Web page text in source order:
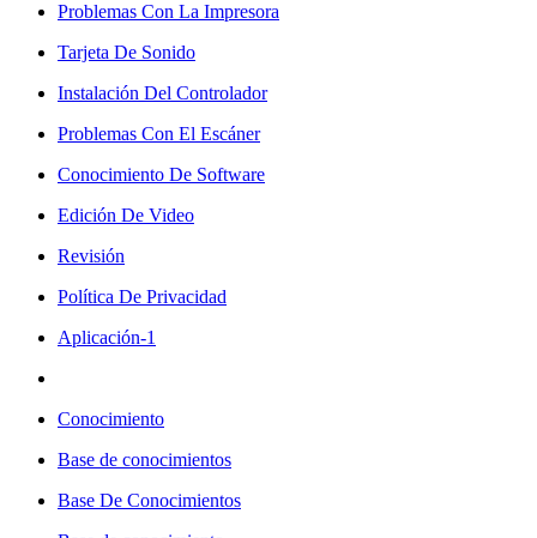
Problemas Con La Impresora
Tarjeta De Sonido
Instalación Del Controlador
Problemas Con El Escáner
Conocimiento De Software
Edición De Video
Revisión
Política De Privacidad
Aplicación-1
Conocimiento
Base de conocimientos
Base De Conocimientos